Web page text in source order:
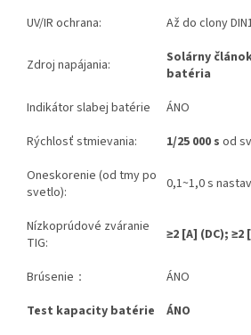
UV/IR ochrana:
Až do clony
Zdroj napájania:
Solárny
batéria
Indikátor slabej batérie
ÁNO
Rýchlosť stmievania:
1/25 000 s od
Oneskorenie (od tmy po
svetlo):
0,1~1,0 s
Nízkoprúdové zváranie
TIG:
≥2 [A] (DC); ≥2
Brúsenie：
ÁNO
Test kapacity batérie
ÁNO